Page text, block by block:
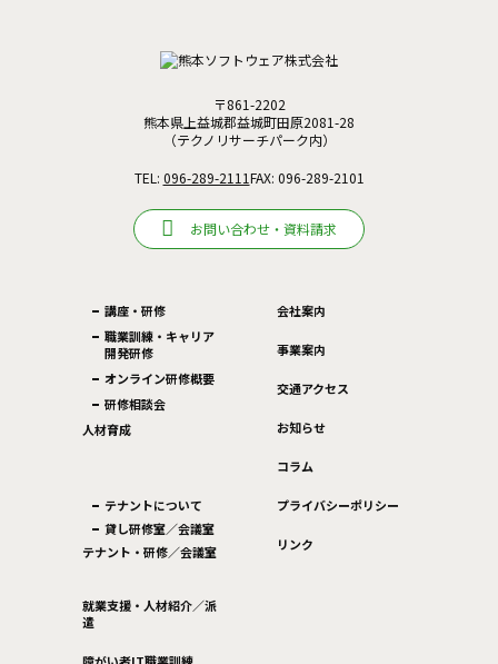
〒861-2202
熊本県上益城郡益城町田原2081-28
（テクノリサーチパーク内）
TEL: 096-289-2111FAX: 096-289-2101
お問い合わせ・資料請求
人材育成
講座・研修
職業訓練・キャリア
開発研修
オンライン研修概要
研修相談会
テナント・研修／会議室
テナントについて
貸し研修室／会議室
就業支援・人材紹介／派
遣
会社案内
事業案内
交通アクセス
お知らせ
コラム
プライバシーポリシー
リンク